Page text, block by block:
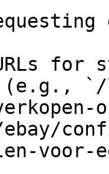
for
(e.g.,
voor-